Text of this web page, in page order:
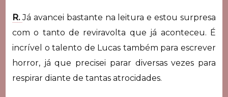
R.Já avancei bastante na leitura e estou surpresa
com o tanto de reviravolta que já aconteceu. É
incrível o talento de Lucas também para escrever
horror, já que precisei parar diversas vezes para
respirar diante de tantas atrocidades.